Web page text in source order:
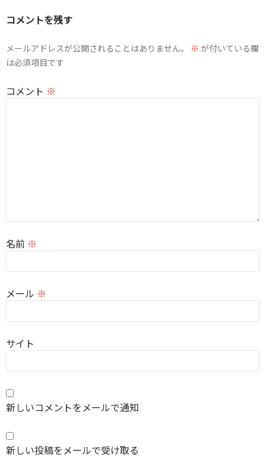
コメントを残す
メールアドレスが公開されることはありません。 ※ が付いている欄
は必須項目です
コメント ※
名前 ※
メール ※
サイト
新しいコメントをメールで通知
新しい投稿をメールで受け取る